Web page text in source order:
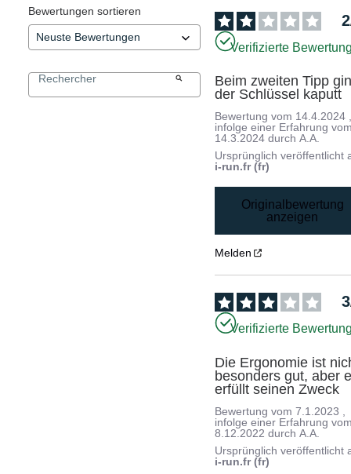
Bewertungen sortieren
2
Verifizierte
Beim zweiten Tipp
der Schlüssel kaputt
Bewertung vom 14.4.2024
infolge einer Erfahrung
14.3.2024 durchA.A.
Ursprünglich veröffentlicht
i-run.fr (fr)
Originalbewertung
anzeigen
Melden
3
Verifizierte
Die Ergonomie ist
besonders gut, aber
erfüllt seinen Zweck
Bewertung vom7.1.2023
infolge einer Erfahrung
8.12.2022 durchA.A.
Ursprünglich veröffentlicht
i-run.fr (fr)